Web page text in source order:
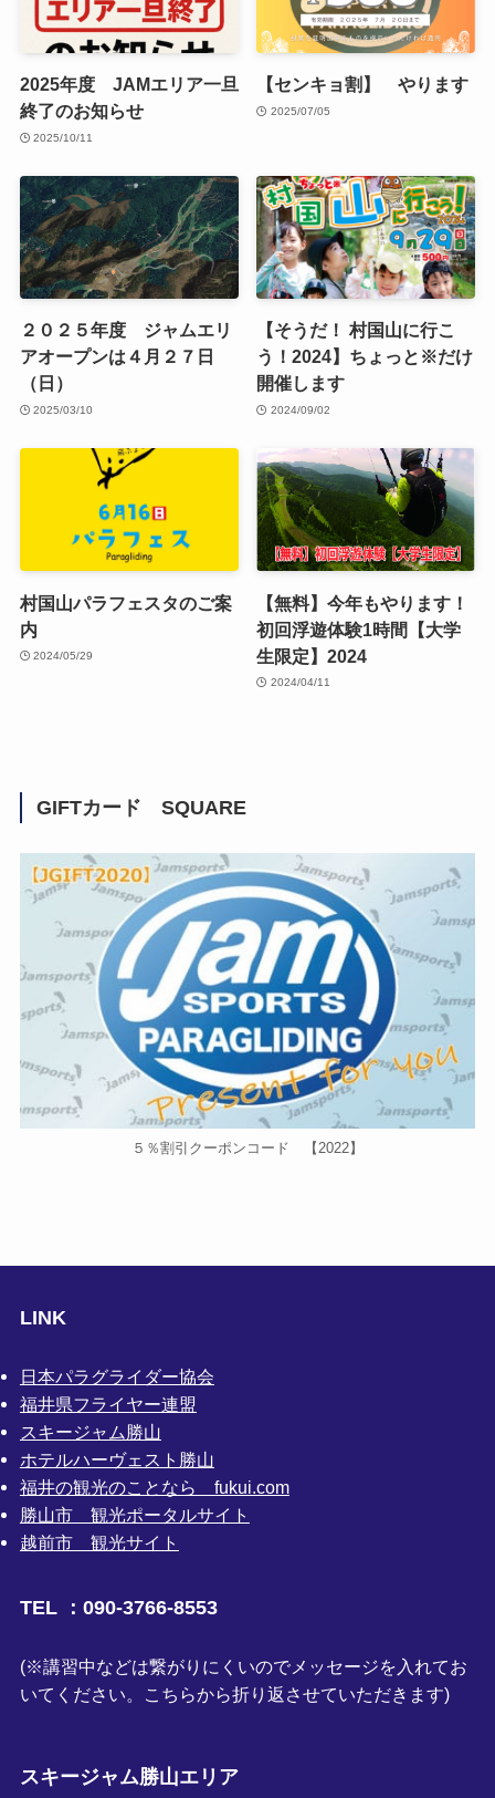
2025年度 JAMエリア一旦
終了のお知らせ
2025/10/11
【センキョ割】 やります
2025/07/05
２０２５年度 ジャムエリ
アオープンは４月２７日
（日）
2025/03/10
【そうだ！ 村国山に行こ
う！2024】ちょっと※だけ
開催します
2024/09/02
村国山パラフェスタのご案
内
2024/05/29
【無料】今年もやります！
初回浮遊体験1時間【大学
生限定】2024
2024/04/11
GIFTカード SQUARE
５％割引クーポンコード 【2022】
LINK
日本パラグライダー協会
福井県フライヤー連盟
スキージャム勝山
ホテルハーヴェスト勝山
福井の観光のことなら fukui.com
勝山市 観光ポータルサイト
越前市 観光サイト
TEL ：090-3766-8553
(※講習中などは繋がりにくいのでメッセージを入れてお
いてください。こちらから折り返させていただきます)
スキージャム勝山エリア